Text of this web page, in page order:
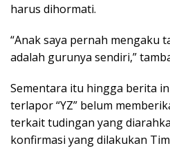
harus dihormati.
“Anak saya pernah mengaku
adalah gurunya sendiri,”
Sementara itu hingga berita
terlapor “YZ” belum
terkait tudingan yang
konfirmasi yang dilakukan